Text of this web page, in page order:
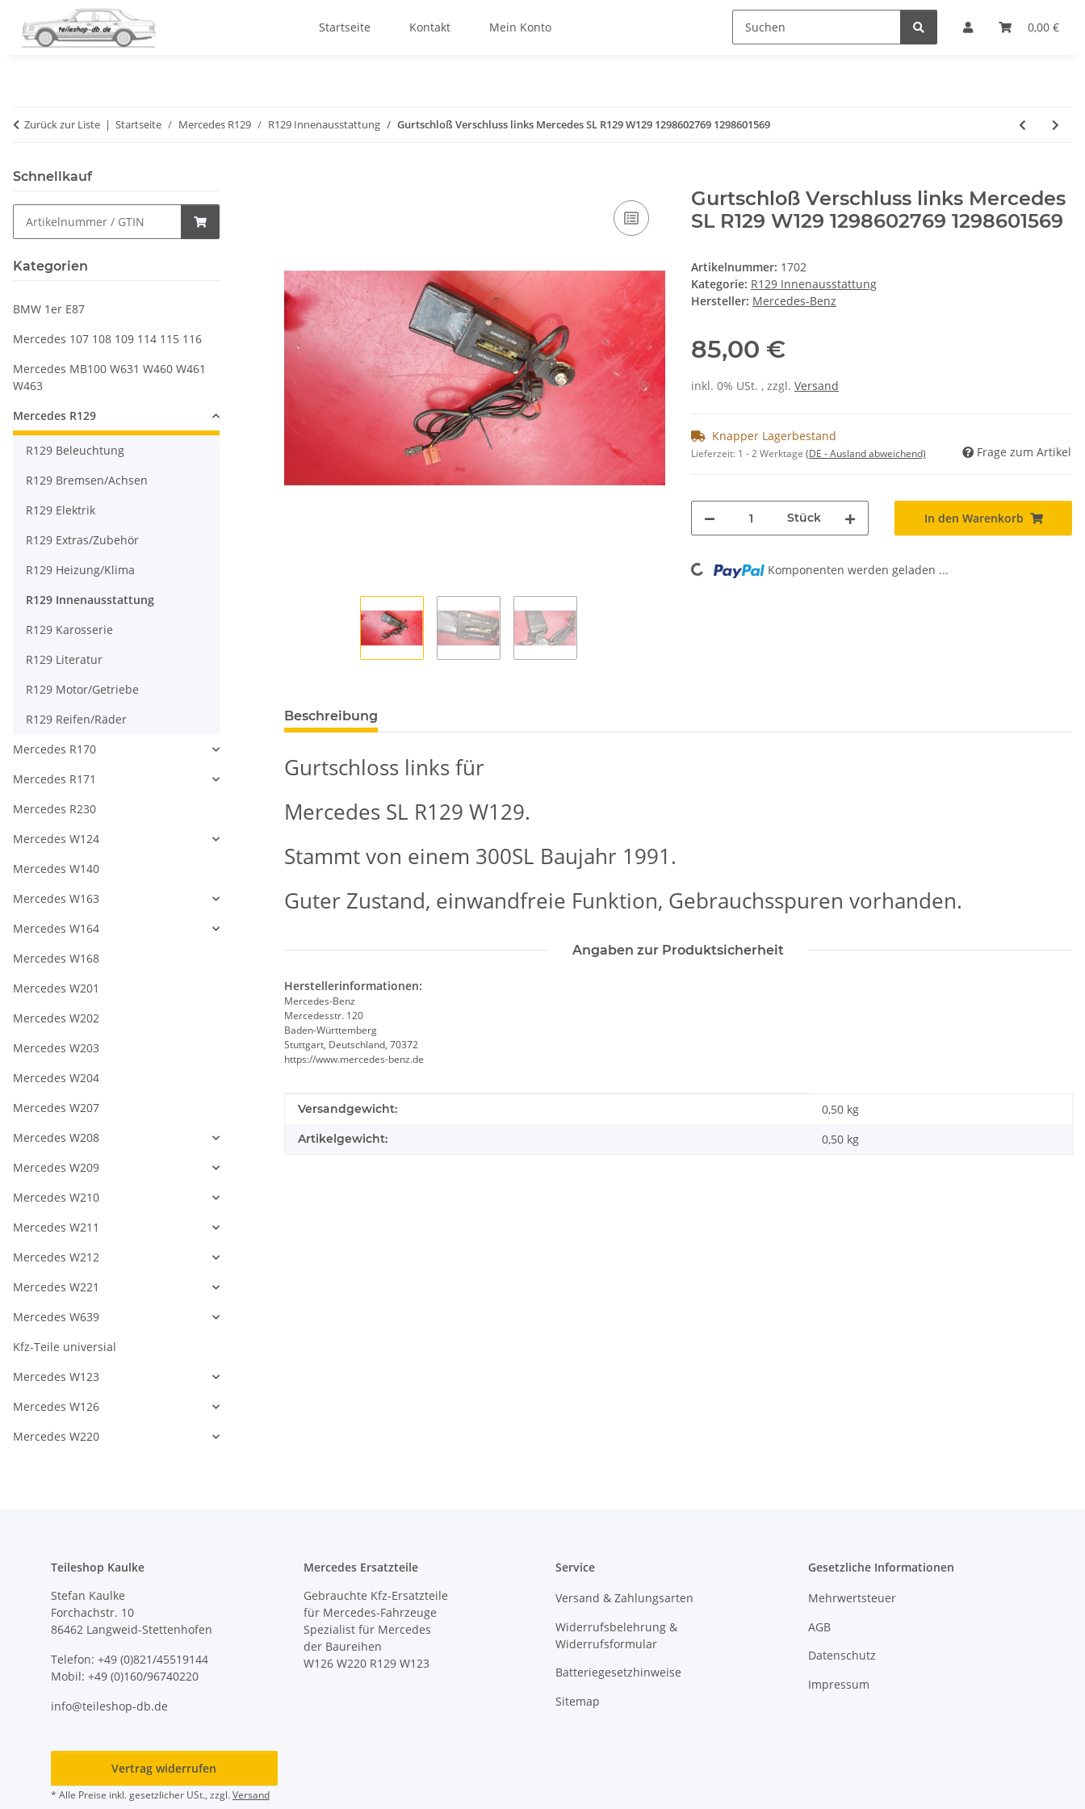
0,00 €
Startseite Kontakt Mein Konto
Zurück zur Liste Startseite Mercedes R129 R129 Innenausstattung Gurtschloß Verschluss links Mercedes SL R129 W129 1298602769 1298601569
Gurtschloß Verschluss links Mercedes
SL R129 W129 1298602769 1298601569
Artikelnummer: 1702
Kategorie: R129 Innenausstattung
Hersteller: Mercedes-Benz
85,00 €
inkl. 0% USt. , zzgl. Versand
Knapper Lagerbestand
Lieferzeit: 1 - 2 Werktage (DE - Ausland abweichend) Frage zum Artikel
Stück In den Warenkorb
Loading... Komponenten werden geladen ...
Beschreibung
Gurtschloss links für
Mercedes SL R129 W129.
Stammt von einem 300SL Baujahr 1991.
Guter Zustand, einwandfreie Funktion, Gebrauchsspuren vorhanden.
Angaben zur Produktsicherheit
Herstellerinformationen:
Mercedes-Benz
Mercedesstr. 120
Baden-Württemberg
Stuttgart, Deutschland, 70372
https://www.mercedes-benz.de
Produkteigenschaft
Wert
Versandgewicht: 0,50 kg
Artikelgewicht: 0,50 kg
Schnellkauf
Kategorien
BMW 1er E87
Mercedes 107 108 109 114 115 116
Mercedes MB100 W631 W460 W461
W463
Mercedes R129
R129 Beleuchtung
R129 Bremsen/Achsen
R129 Elektrik
R129 Extras/Zubehör
R129 Heizung/Klima
R129 Innenausstattung
R129 Karosserie
R129 Literatur
R129 Motor/Getriebe
R129 Reifen/Räder
Mercedes R170
Mercedes R171
Mercedes R230
Mercedes W124
Mercedes W140
Mercedes W163
Mercedes W164
Mercedes W168
Mercedes W201
Mercedes W202
Mercedes W203
Mercedes W204
Mercedes W207
Mercedes W208
Mercedes W209
Mercedes W210
Mercedes W211
Mercedes W212
Mercedes W221
Mercedes W639
Kfz-Teile universial
Mercedes W123
Mercedes W126
Mercedes W220
Teileshop Kaulke
Stefan Kaulke
Forchachstr. 10
86462 Langweid-Stettenhofen
Telefon: +49 (0)821/45519144
Mobil: +49 (0)160/96740220
info@teileshop-db.de
Mercedes Ersatzteile
Gebrauchte Kfz-Ersatzteile
für Mercedes-Fahrzeuge
Spezialist für Mercedes
der Baureihen
W126 W220 R129 W123
Service
Versand & Zahlungsarten
Widerrufsbelehrung &
Widerrufsformular
Batteriegesetzhinweise
Sitemap
Gesetzliche Informationen
Mehrwertsteuer
AGB
Datenschutz
Impressum
Vertrag widerrufen
* Alle Preise inkl. gesetzlicher USt., zzgl.Versand